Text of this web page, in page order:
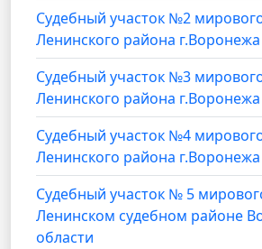
Судебный участок №2
Ленинского района г.Воронежа
Судебный участок №3
Ленинского района г.Воронежа
Судебный участок №4
Ленинского района г.Воронежа
Судебный участок № 5
Ленинском судебном районе
области